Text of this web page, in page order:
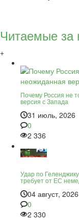
Читаемые за
+
Почему Россия не
версия с Запада
31 июль, 2026
0
2 336
Удар по
требует от ЕС
04 август, 2026
0
2 330